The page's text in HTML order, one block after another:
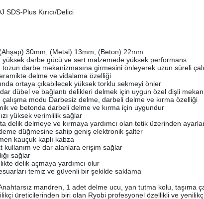
SDS-Plus Kırıcı/Delici
30mm, (Metal) 13mm, (Beton) 22mm
darbe gücü ve sert malzemede yüksek performans
tozun darbe mekanizmasına girmesini önleyerek uzun süreli
delme ve vidalama özelliği
ortaya çıkabilecek yüksek torklu sekmeyi önler
dübel ve bağlantı delikleri delmek için uygun özel dişli
modu Darbesiz delme, darbeli delme ve kırma özelliği
ve betonda darbeli delme ve kırma için uygundur
yüksek verimlilik sağlar
delik delmeye ve kırmaya yardımcı olan tetik üzerinden
düğmesine sahip geniş elektronik şalter
kauçuk kaplı kabza
kullanım ve dar alanlara erişim sağlar
sağlar
delik açmaya yardımcı olur
temiz ve güvenli bir şekilde saklama
mandren, 1 adet delme ucu, yan tutma kolu, taşıma
üreticilerinden biri olan Ryobi profesyonel özellikli ve